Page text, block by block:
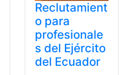
Reclutamient
o para
profesionale
s del Ejército
del Ecuador